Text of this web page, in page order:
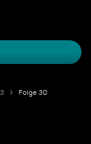
Folge 30